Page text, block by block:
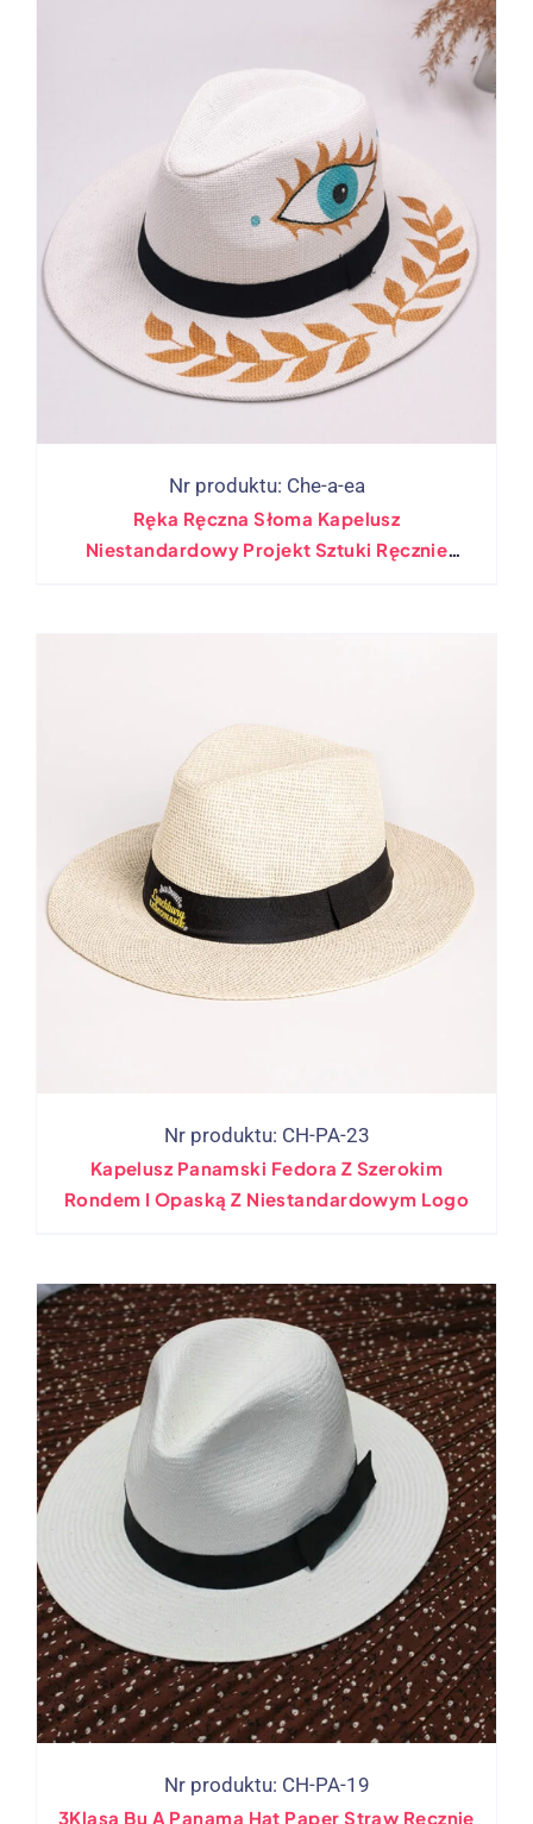
Nr produktu: Che-a-ea
Ręka Ręczna Słoma Kapelusz
Niestandardowy Projekt Sztuki Ręcznie
Nr produktu: CH-PA-23
Kapelusz Panamski Fedora Z Szerokim
Rondem I Opaską Z Niestandardowym Logo
Nr produktu: CH-PA-19
3Klasa Bu A Panama Hat Paper Straw Ręcznie